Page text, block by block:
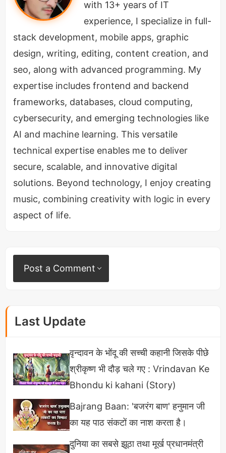
वह देश के गृहमंत्री रहे।
स्वाधीनता की लड़ाई में 1921 में 'असहयोग आन्दोलन' में गाँधी जी
के मार्गदर्शन में सक्रिय भूमिका निभाई 1930 के दांडी मार्च और
1942 के असहयोग आंदोलन में महात्मा गाँधी के मुख्य सिपाही
रहे।
जब शास्त्री ने गाँधी के नारे को बदल दिया
बात 9 अगस्त 1942 के 'भारत छोड़ो आन्दोलन' की है उस
समय ब्रिटिश क्राउन बुरी तरह "द्वितीय विश्व युद्ध" मे उलझा
हुआ था.
with 13+ years of IT
experience, I specialize in full-
stack development, mobile apps, graphic
design, writing, editing, content creation, and
seo, along with advanced programming. My
expertise includes frontend and backend
frameworks, databases, cloud computing,
cybersecurity, and emerging technologies like
AI and machine learning. This versatile
technical expertise enables me to deliver
secure, scalable, and innovative digital
solutions. Beyond technology, I enjoy creating
music, combining creativity with logic in every
aspect of life.
Post a Comment
Last Update
वृन्दावन के भोंदू की सच्ची कहानी जिसके पीछे
श्रीकृष्ण भी दौड़ चले गए : Vrindavan Ke
Bhondu ki kahani (Story)
Bajrang Baan: 'बजरंग बाण' हनुमान जी
का यह पाठ संकटों का नाश करता है।
दुनिया का सबसे झूठा तथा मूर्ख प्रधानमंत्री